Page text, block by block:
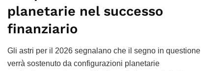
planetarie nel successo
finanziario
Gli astri per il 2026 segnalano che il segno in questione
verrà sostenuto da configurazioni planetarie